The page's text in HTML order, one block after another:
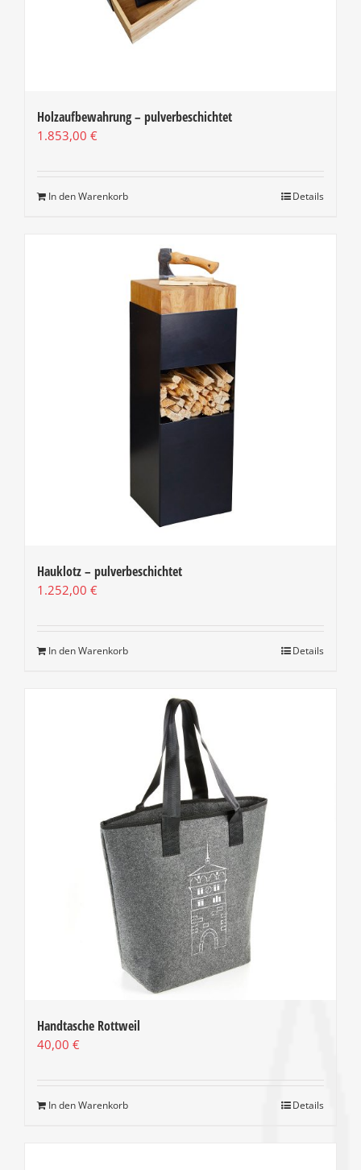
Holzaufbewahrung – pulverbeschichtet
1.853,00 €
In den Warenkorb Details
Hauklotz – pulverbeschichtet
1.252,00 €
In den Warenkorb Details
Handtasche Rottweil
40,00 €
In den Warenkorb Details